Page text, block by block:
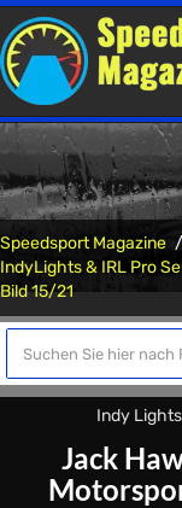
Speedsport Magazine
IndyLights & IRL Pro
Bild 15/21
Indy
Jack